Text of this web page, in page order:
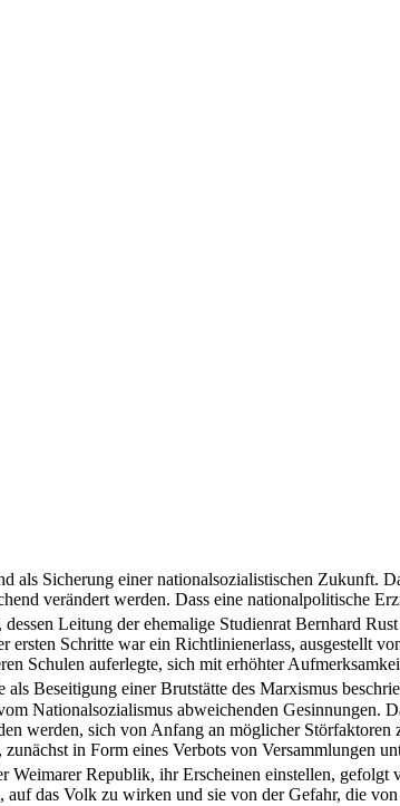
als Sicherung einer nationalsozialistischen Zukunft.
verändert werden. Dass eine nationalpolitische
Leitung der ehemalige Studienrat Bernhard
Schritte war ein Richtlinienerlass, ausgestellt
Schulen auferlegte, sich mit erhöhter
Beseitigung einer Brutstätte des Marxismus
Nationalsozialismus abweichenden Gesinnungen.
werden, sich von Anfang an möglicher
in Form eines Verbots von Versammlungen
Weimarer Republik, ihr Erscheinen einstellen,
das Volk zu wirken und sie von der Gefahr, die